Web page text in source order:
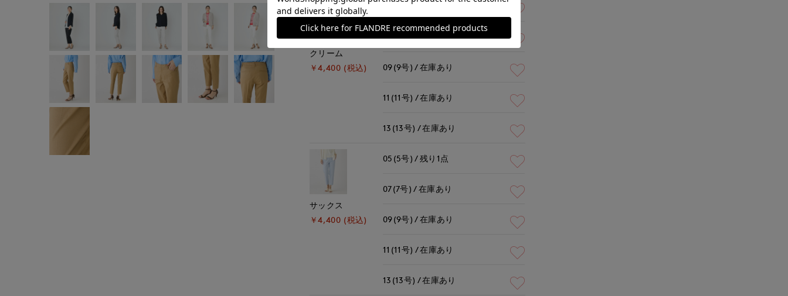
クリーム
￥4,400 (税込)
05(5号)
07(7号) 在庫あり
09(9号) 在庫あり
11(11号) 在庫あり
13(13号) 在庫あり
サックス
￥4,400 (税込)
05(5号) 残り1点
07(7号) 在庫あり
09(9号) 在庫あり
11(11号) 在庫あり
13(13号) 在庫あり